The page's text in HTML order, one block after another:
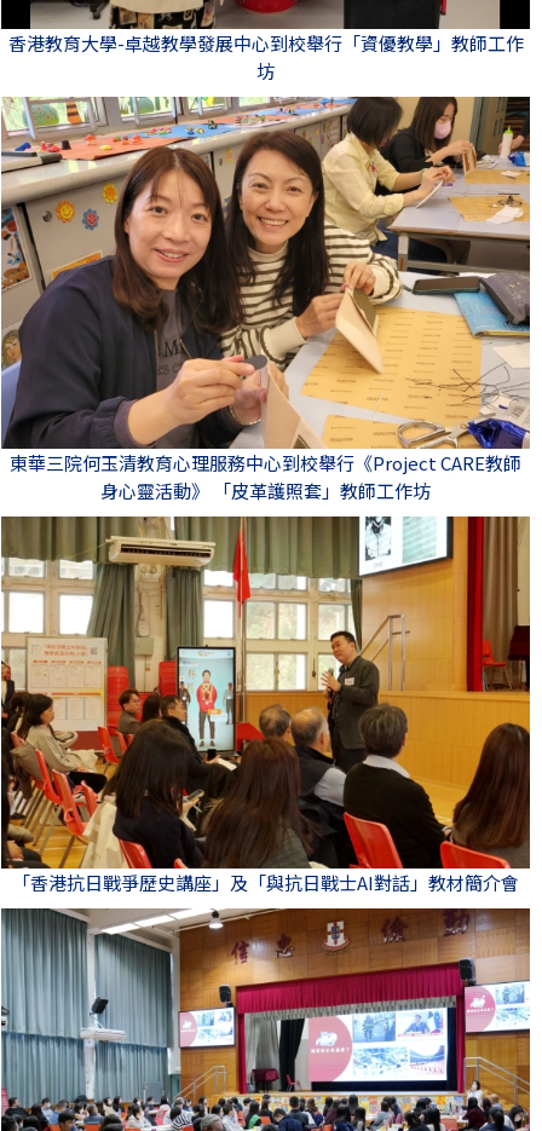
香港教育大學-卓越教學發展中心到校舉行「資優教學」教師工作
坊
東華三院何玉清教育心理服務中心到校舉行《Project CARE教師
身心靈活動》 「皮革護照套」教師工作坊
「香港抗日戰爭歷史講座」及「與抗日戰士AI對話」教材簡介會